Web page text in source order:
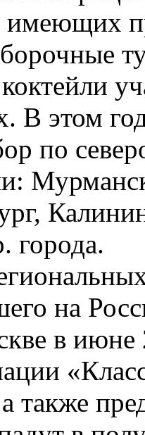
имеющих
В этом
по
города.
на
в июне
также